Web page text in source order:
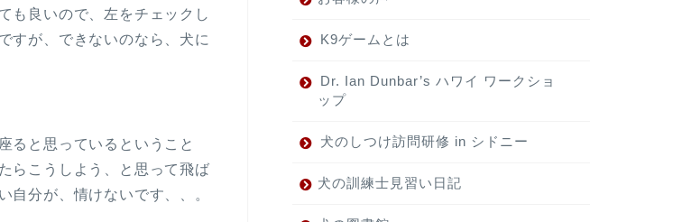
も良いので、左をチェックし
すが、できないのなら、犬に
ると思っているということ
らこうしよう、と思って飛ば
自分が、情けないです、、。
K9ゲームとは
Dr. Ian Dunbar’s ハワイ ワークショ
ップ
犬のしつけ訪問研修 in シドニー
犬の訓練士見習い日記